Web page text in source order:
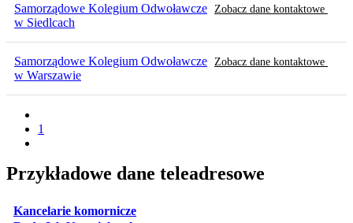
Samorządowe Kolegium Odwoławcze
w Siedlcach
Zobacz dane kontaktowe
Samorządowe Kolegium Odwoławcze
w Warszawie
Zobacz dane kontaktowe
1
Przykładowe dane teleadresowe
Kancelarie komorniczeotwiera się w nowej karcie